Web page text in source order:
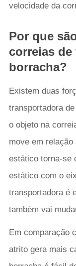
velocidade da
Por que
correias
borracha?
Existem duas
transportadora
o objeto na
move em
estático torna-se
estático com o
transportadora é
também vai
Em comparação
atrito gera mais